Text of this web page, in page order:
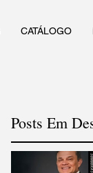
CATÁLOGO
Posts Em